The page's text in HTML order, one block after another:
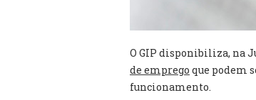
O GIP disponibiliza, na
de emprego que podem
funcionamento.